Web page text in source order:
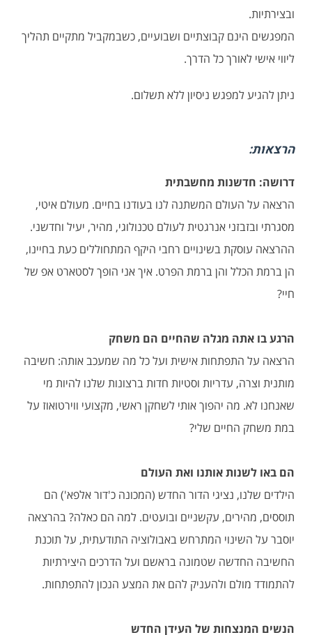
ובצירתיות.
המפגשים הינם קבוצתיים ושבועיים, כשבמקביל מתקיים תהליך
ליווי אישי לאורך כל הדרך.
ניתן להגיע למפגש ניסיון ללא תשלום.
הרצאות:
דרושה: חדשנות מחשבתית
הרצאה על העולם המשתנה לנו בעודנו בחיים. מעולם איטי,
מסגרתי ובזבזני אנרגטית לעולם טכנולוגי, מהיר, יעיל וחדשני.
ההרצאה עוסקת בשינויים רחבי היקף המתחוללים כעת בחיינו,
הן ברמת הכלל והן ברמת הפרט. איך אני הופך לסטארט אפ של
חיי?
הרגע בו אתה מגלה שהחיים הם משחק
הרצאה על התפתחות אישית ועל כל מה שמעכב אותה: חשיבה
מותנית וצרה, עדריות וסטיות חדות ברצונות שלנו להיות מי
שאנחנו לא. מה יהפוך אותי לשחקן ראשי, מקצועי ווירטואוז על
במת משחק החיים שלי?
הם באו לשנות אותנו ואת העולם
הילדים שלנו, נציגי הדור החדש (המכונה כ'דור אלפא') הם
תוססים, מהירים, עקשניים ובועטים. למה הם כאלה? בהרצאה
יוסבר על השינוי המתרחש באבולוציה התודעתית, על תוכנת
החשיבה החדשה שטמונה בראשם ועל הדרכים היצירתיות
להתמודד מולם ולהעניק להם את המצע הנכון להתפתחות.
הנשים המנצחות של העידן החדש